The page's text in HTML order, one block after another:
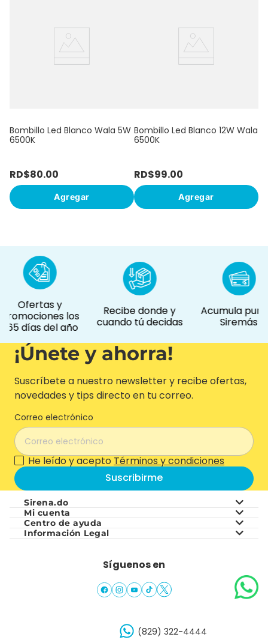
Bombillo Led Blanco Wala 5W
6500K
RD$80.00
Agregar
Bombillo Led Blanco 12W Wala
6500K
RD$99.00
Agregar
Ofertas y
los
días del año
Recibe donde y
cuando tú decidas
Acumula
Siremás
¡Únete y ahorra!
Suscríbete a nuestro newsletter y recibe ofertas,
novedades y tips directo en tu correo.
Correo electrónico
He leído y acepto Términos y condiciones
Suscribirme
Sirena.do
Sobre nosotros
Mi cuenta
Mis pedidos
Centro de ayuda
Información Legal
Términos y CondicionesSíguenos en
(829) 322-4444